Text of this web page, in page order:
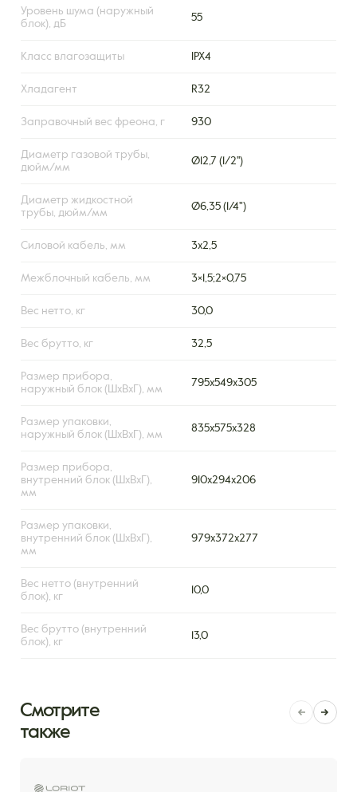
Уровень шума (наружный
блок), дБ
55
Класс влагозащиты IPX4
Хладагент R32
Заправочный вес фреона, г 930
Диаметр газовой трубы,
дюйм/мм
Ø12,7 (1/2'')
Диаметр жидкостной
трубы, дюйм/мм
Ø6,35 (1/4")
Силовой кабель, мм 3х2,5
Межблочный кабель, мм 3×1,5;2×0,75
Вес нетто, кг 30,0
Вес брутто, кг 32,5
Размер прибора,
наружный блок (ШxВxГ), мм
795х549х305
Размер упаковки,
наружный блок (ШxВxГ), мм
835х575х328
Размер прибора,
внутренний блок (ШxВxГ),
мм
910x294x206
Размер упаковки,
внутренний блок (ШxВxГ),
мм
979x372x277
Вес нетто (внутренний
блок), кг
10,0
Вес брутто (внутренний
блок), кг
13,0
Смотрите
также